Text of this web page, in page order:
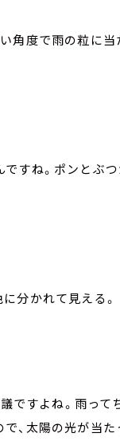
角度で雨の粒に
すね。ポンとぶ
分かれて見える。
議ですよね。雨っ
、太陽の光が当